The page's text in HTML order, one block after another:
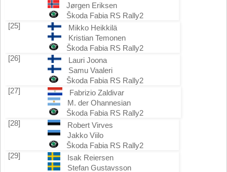
Jørgen Eriksen
Škoda Fabia RS Rally2
[25]
Mikko Heikkilä
Kristian Temonen
Škoda Fabia RS Rally2
[26]
Lauri Joona
Samu Vaaleri
Škoda Fabia RS Rally2
[27]
Fabrizio Zaldivar
M. der Ohannesian
Škoda Fabia RS Rally2
[28]
Robert Virves
Jakko Viilo
Škoda Fabia RS Rally2
[29]
Isak Reiersen
Stefan Gustavsson